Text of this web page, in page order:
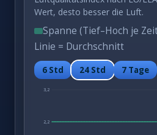
Wert, desto besser die Luft.
Spanne (Tief–Hoch je
Linie = Durchschnitt
6 Std 24 Std 7 Tage
2,2
3,2